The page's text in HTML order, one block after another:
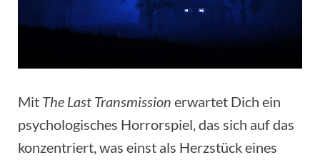
Mit The Last Transmission erwartet Dich ein
psychologisches Horrorspiel, das sich auf das
konzentriert, was einst als Herzstück eines